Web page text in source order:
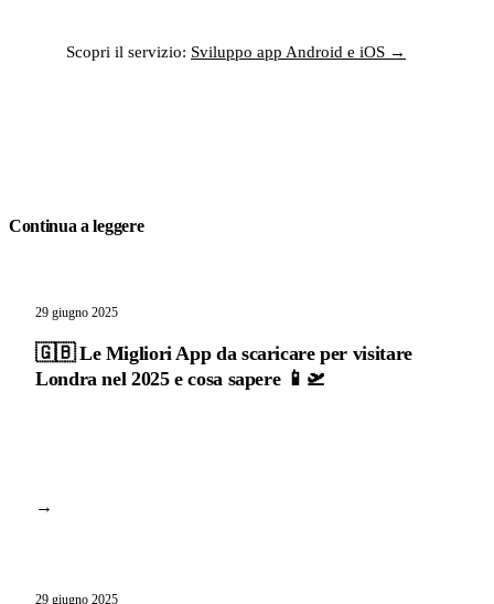
Scopri il servizio: Sviluppo app Android e iOS →
Continua a leggere
29 giugno 2025
🇬🇧 Le Migliori App da scaricare per visitare
Londra nel 2025 e cosa sapere 📱🛫
→
29 giugno 2025